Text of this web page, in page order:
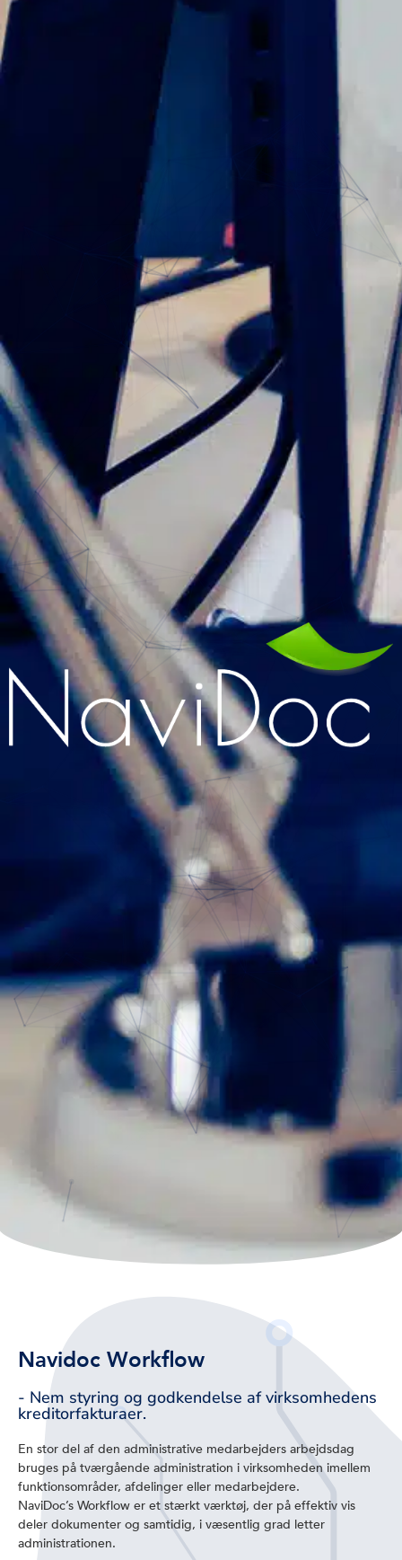
Navidoc Workflow
- Nem styring og godkendelse af virksomhedens
kreditorfakturaer.
En stor del af den administrative medarbejders arbejdsdag
bruges på tværgående administration i virksomheden imellem
funktionsområder, afdelinger eller medarbejdere.
NaviDoc’s Workflow er et stærkt værktøj, der på effektiv vis
deler dokumenter og samtidig, i væsentlig grad letter
administrationen.